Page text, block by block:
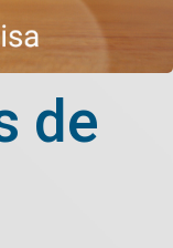
de